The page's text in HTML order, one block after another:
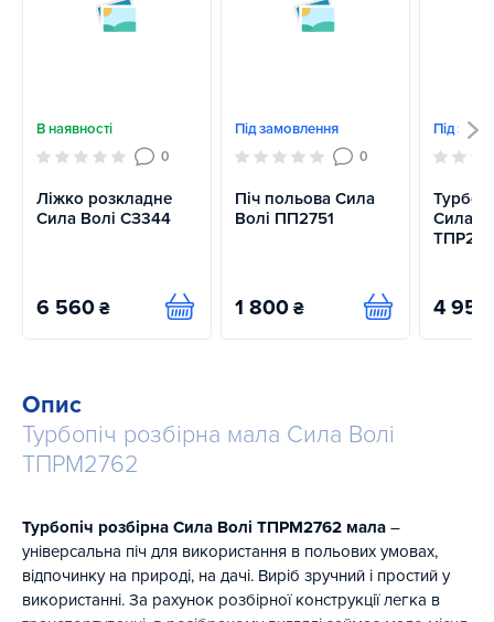
В наявності
0
Ліжко розкладне
Сила Волі СЗ344
6 560 ₴ Купити
Під замовлення
0
Піч польова Сила
Волі ПП2751
1 800 ₴ Купити
Під
Сила
4 950
Опис
Турбопіч розбірна мала Сила Волі
ТПРМ2762
Турбопіч розбірна Сила Волі ТПРМ2762 мала –
універсальна піч для використання в польових умовах,
відпочинку на природі, на дачі. Виріб зручний і простий у
використанні. За рахунок розбірної конструкції легка в